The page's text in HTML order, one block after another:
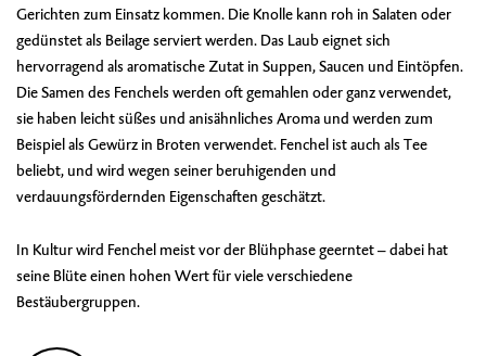
Gerichten zum Einsatz kommen. Die Knolle kann roh in Salaten oder
gedünstet als Beilage serviert werden. Das Laub eignet sich
hervorragend als aromatische Zutat in Suppen, Saucen und Eintöpfen.
Die Samen des Fenchels werden oft gemahlen oder ganz verwendet,
sie haben leicht süßes und anisähnliches Aroma und werden zum
Beispiel als Gewürz in Broten verwendet. Fenchel ist auch als Tee
beliebt, und wird wegen seiner beruhigenden und
verdauungsfördernden Eigenschaften geschätzt.
In Kultur wird Fenchel meist vor der Blühphase geerntet – dabei hat
seine Blüte einen hohen Wert für viele verschiedene
Bestäubergruppen.